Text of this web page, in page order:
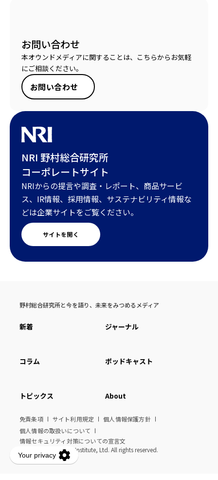
お問い合わせ
本オウンドメディアに関することは、こちらからお気軽
にご相談ください。
お問い合わせ
NRI 野村総合研究所
コーポレートサイト
NRIからの提言や調査・レポート、商品サービ
ス、IR情報、採用情報、サステナビリティ情報な
どは企業サイトをご覧ください。
サイトを開く
野村総合研究所と今を語り、未来をみつめるメディア
新着 ジャーナル
コラム ポッドキャスト
トピックス About
免責条項 サイト利用規定
個人情報保護方針
個人情報の取扱いについて
情報セキュリティ対策についての宣言文
© Nomura Research Institute, Ltd. All rights reserved.